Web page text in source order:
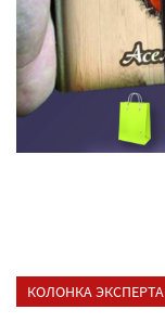
КОЛОНКА ЭКСПЕРТА